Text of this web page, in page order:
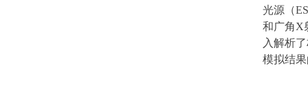
光源（
和广角X
入解析
模拟结果